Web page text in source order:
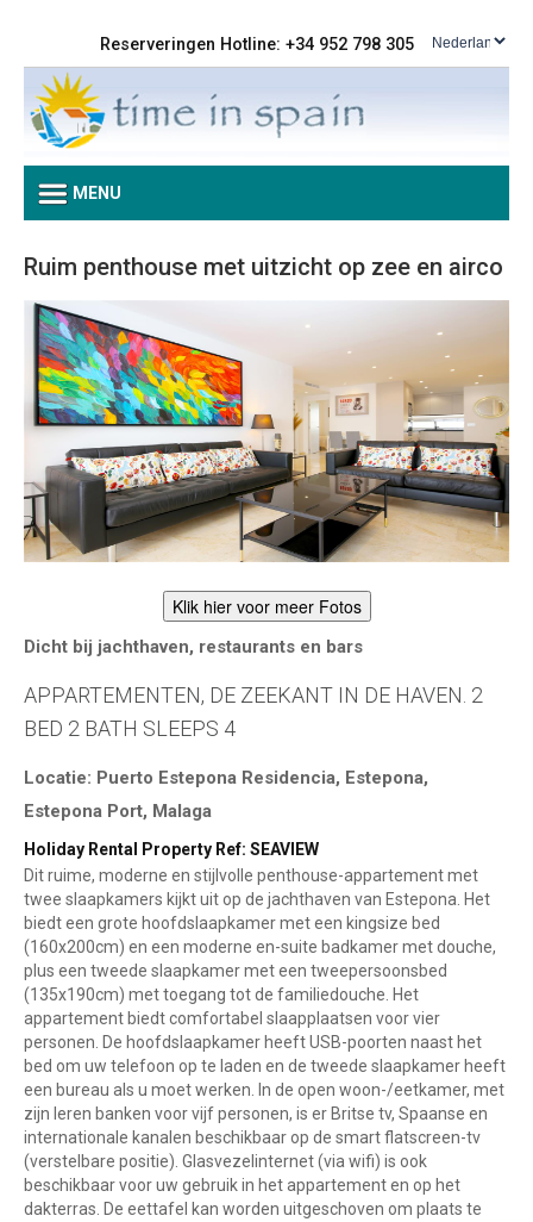
Reserveringen Hotline: +34 952 798 305
MENU
Ruim penthouse met uitzicht op zee en airco
Klik hier voor meer Fotos
Dicht bij jachthaven, restaurants en bars
APPARTEMENTEN, DE ZEEKANT IN DE HAVEN. 2
BED 2 BATH SLEEPS 4
Locatie: Puerto Estepona Residencia, Estepona,
Estepona Port, Malaga
Holiday Rental Property Ref: SEAVIEW
Dit ruime, moderne en stijlvolle penthouse-appartement met
twee slaapkamers kijkt uit op de jachthaven van Estepona. Het
biedt een grote hoofdslaapkamer met een kingsize bed
(160x200cm) en een moderne en-suite badkamer met douche,
plus een tweede slaapkamer met een tweepersoonsbed
(135x190cm) met toegang tot de familiedouche. Het
appartement biedt comfortabel slaapplaatsen voor vier
personen. De hoofdslaapkamer heeft USB-poorten naast het
bed om uw telefoon op te laden en de tweede slaapkamer heeft
een bureau als u moet werken. In de open woon-/eetkamer, met
zijn leren banken voor vijf personen, is er Britse tv, Spaanse en
internationale kanalen beschikbaar op de smart flatscreen-tv
(verstelbare positie). Glasvezelinternet (via wifi) is ook
beschikbaar voor uw gebruik in het appartement en op het
dakterras. De eettafel kan worden uitgeschoven om plaats te